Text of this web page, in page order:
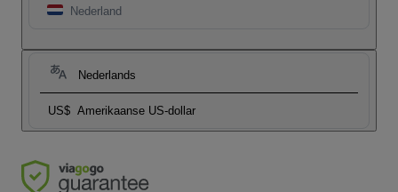
Nederland
Nederlands
US$ Amerikaanse US-dollar